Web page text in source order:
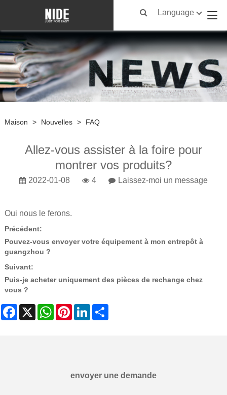
Language
Maison > Nouvelles > FAQ
Allez-vous assister à la foire pour
montrer vos produits?
2022-01-08 4 Laissez-moi un message
Oui nous le ferons.
Précédent:
Pouvez-vous envoyer votre équipement à mon entrepôt à
guangzhou ?
Suivant:
Puis-je acheter uniquement des pièces de rechange chez
vous ?
Facebook
X WhatsAppPinterestLinkedIn
envoyer une demande